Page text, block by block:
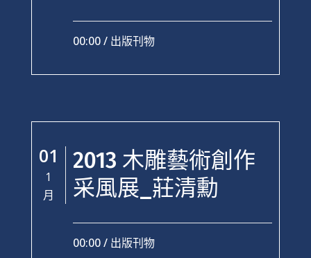
00:00 / 出版刊物
01
1
月
2013 木雕藝術創作
采風展_莊清勳
00:00 / 出版刊物